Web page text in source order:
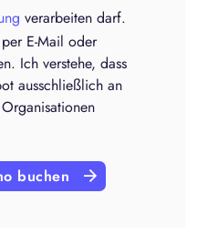
verarbeiten darf.
E-Mail oder
Ich verstehe, dass
ausschließlich an
buchen